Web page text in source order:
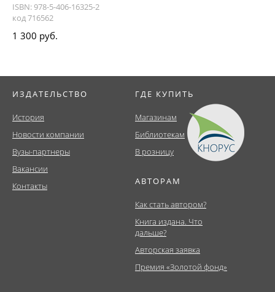
ISBN: 978-5-406-16325-2
код 716562
1 300 руб.
ИЗДАТЕЛЬСТВО
История
Новости компании
Вузы-партнеры
Вакансии
Контакты
ГДЕ КУПИТЬ
Магазинам
Библиотекам
В розницу
АВТОРАМ
Как стать автором?
Книга издана. Что
дальше?
Авторская заявка
Премия «Золотой фонд»